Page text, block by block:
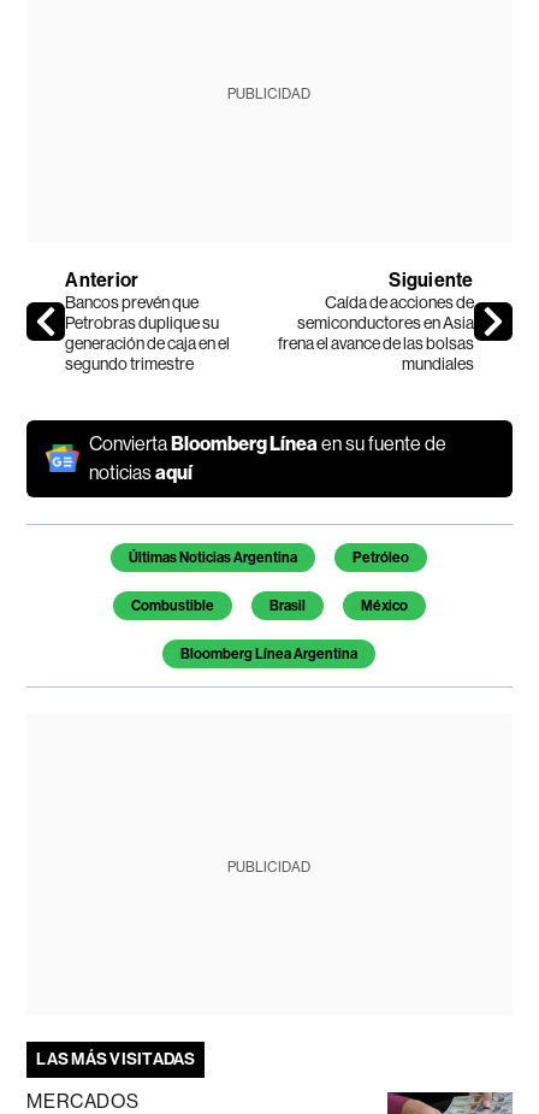
PUBLICIDAD
Anterior
Bancos prevén que
Petrobras duplique su
generación de caja en el
segundo trimestre
Siguiente
Caída de acciones de
semiconductores en Asia
frena el avance de las bolsas
mundiales
ConviertaBloomberg Líneaen su fuente de
noticiasaquí
Temas de este artículo
Últimas Noticias Argentina Petróleo
Combustible Brasil México
Bloomberg Línea Argentina
PUBLICIDAD
LAS MÁS VISITADAS
MERCADOS